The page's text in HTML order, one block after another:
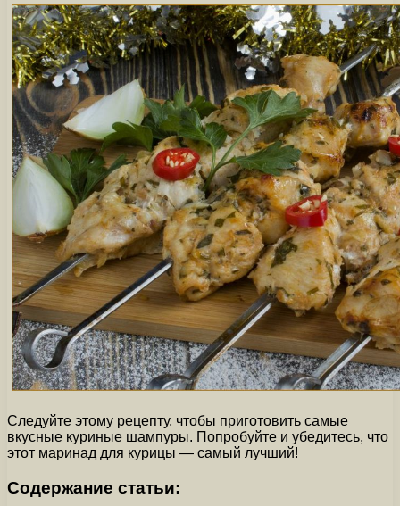
Следуйте этому рецепту, чтобы приготовить самые
вкусные куриные шампуры. Попробуйте и убедитесь, что
этот маринад для курицы — самый лучший!
Содержание статьи: